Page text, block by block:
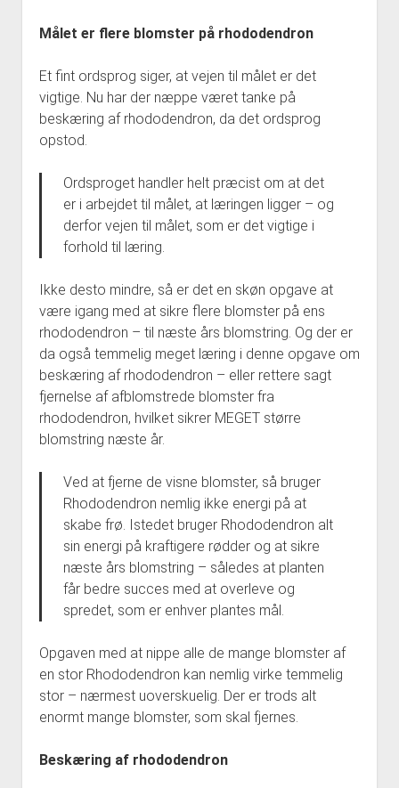
Målet er flere blomster på rhododendron
Et fint ordsprog siger, at vejen til målet er det
vigtige. Nu har der næppe været tanke på
beskæring af rhododendron, da det ordsprog
opstod.
Ordsproget handler helt præcist om at det
er i arbejdet til målet, at læringen ligger – og
derfor vejen til målet, som er det vigtige i
forhold til læring.
Ikke desto mindre, så er det en skøn opgave at
være igang med at sikre flere blomster på ens
rhododendron – til næste års blomstring. Og der er
da også temmelig meget læring i denne opgave om
beskæring af rhododendron – eller rettere sagt
fjernelse af afblomstrede blomster fra
rhododendron, hvilket sikrer MEGET større
blomstring næste år.
Ved at fjerne de visne blomster, så bruger
Rhododendron nemlig ikke energi på at
skabe frø. Istedet bruger Rhododendron alt
sin energi på kraftigere rødder og at sikre
næste års blomstring – således at planten
får bedre succes med at overleve og
spredet, som er enhver plantes mål.
Opgaven med at nippe alle de mange blomster af
en stor Rhododendron kan nemlig virke temmelig
stor – nærmest uoverskuelig. Der er trods alt
enormt mange blomster, som skal fjernes.
Beskæring af rhododendron